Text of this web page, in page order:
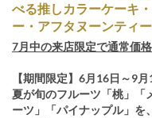
べる推しカラーケーキ
ー・アフタヌーンティ
7月中の来店限定で通常価
【期間限定】6月16日～9月
夏が旬のフルーツ「桃」「
ーツ」「パイナップル」を